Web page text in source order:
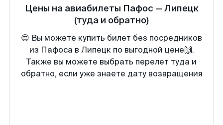
Цены на авиабилеты Пафос — Липецк
(туда и обратно)
😍 Вы можете купить билет без посредников
из Пафоса в Липецк по выгодной цене🙌.
Также вы можете выбрать перелет туда и
обратно, если уже знаете дату возвращения